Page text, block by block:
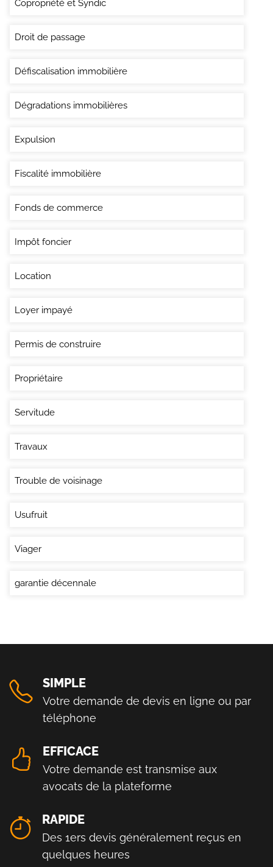
Copropriété et Syndic
Droit de passage
Défiscalisation immobilière
Dégradations immobilières
Expulsion
Fiscalité immobilière
Fonds de commerce
Impôt foncier
Location
Loyer impayé
Permis de construire
Propriétaire
Servitude
Travaux
Trouble de voisinage
Usufruit
Viager
garantie décennale
SIMPLE
Votre demande de devis en ligne ou par
téléphone
EFFICACE
Votre demande est transmise aux
avocats de la plateforme
RAPIDE
Des 1ers devis généralement reçus en
quelques heures